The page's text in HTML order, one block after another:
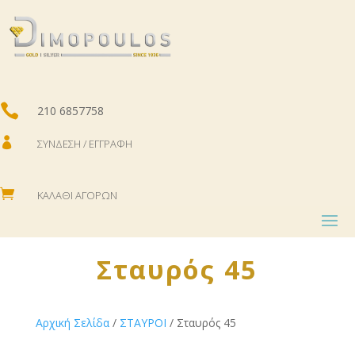
 210 6857758
 ΣΎΝΔΕΣΗ / ΕΓΓΡΑΦΉ
 ΚΑΛΆΘΙ ΑΓΟΡΏΝ
Σταυρός 45
Αρχική Σελίδα/ ΣΤΑΥΡΟΙ / Σταυρός 45